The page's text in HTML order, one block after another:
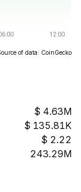
of data: CoinGecko
4.63M
135.81K
2.22
243.29M